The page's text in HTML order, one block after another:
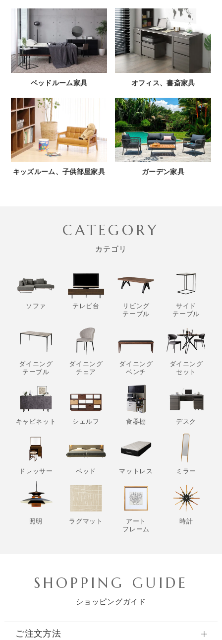
ベッドルーム家具 オフィス、書斎家具
キッズルーム、子供部屋家具 ガーデン家具
CATEGORY
カテゴリ
ソファ テレビ台
リビング
テーブル
サイド
テーブル
ダイニング
テーブル
ダイニング
チェア
ダイニング
ベンチ
ダイニング
セット
キャビネット シェルフ 食器棚 デスク
ドレッサー ベッド マットレス ミラー
照明 ラグマット
アート
フレーム
時計
SHOPPING GUIDE
ショッピングガイド
ご注文方法